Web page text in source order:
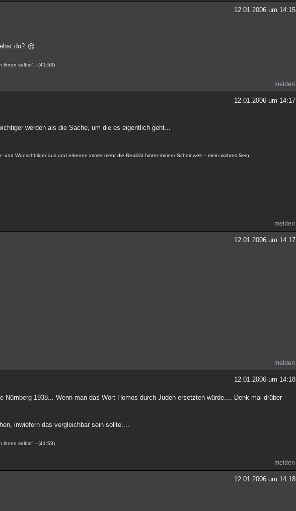
12.01.2006 um 14:15
du?
ihnen selbst" - (41:53)
melden
12.01.2006 um 14:17
werden als die Sache, um die es eigentlich geht...
Wunschbilder aus und erkenne immer mehr die Realität hinter meiner Scheinwelt -- mein wahres Sein.
melden
12.01.2006 um 14:17
melden
12.01.2006 um 14:18
1938... Wenn man das Wort Homos durch Juden ersetzten würde.... Denk mal drüber
inwiefern das vergleichbar sein sollte....
ihnen selbst" - (41:53)
melden
12.01.2006 um 14:18